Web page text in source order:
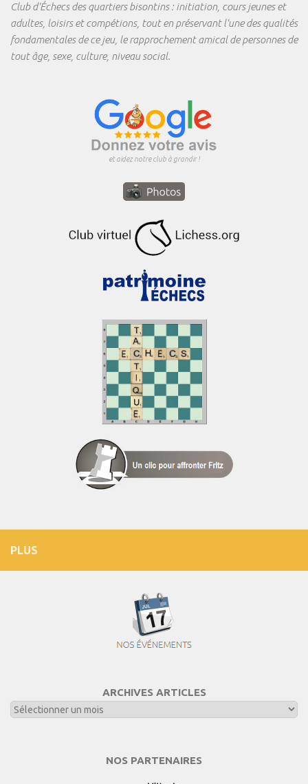
Club d'Échecs des quartiers bisontins : initiation, cours jeunes et
adultes, loisirs et compétions, tout en préservant l'une des qualités
fondamentales de ce jeu, le rapprochement amical de personnes de
tout âge, sexe, culture, niveau social.
et aidez notre club à grandir !
PLUS
ARCHIVES ARTICLES
NOS PARTENAIRES